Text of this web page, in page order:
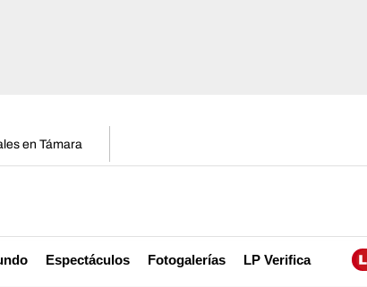
en Támara
Espectáculos Fotogalerías LP Verifica